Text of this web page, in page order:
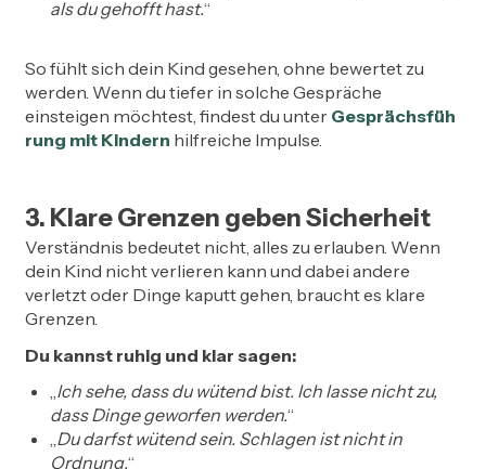
als du gehofft hast.“
So fühlt sich dein Kind gesehen, ohne bewertet zu
werden. Wenn du tiefer in solche Gespräche
einsteigen möchtest, findest du unter Gesprächsfüh
rung mit Kindern hilfreiche Impulse.
3. Klare Grenzen geben Sicherheit
Verständnis bedeutet nicht, alles zu erlauben. Wenn
dein Kind nicht verlieren kann und dabei andere
verletzt oder Dinge kaputt gehen, braucht es klare
Grenzen.
Du kannst ruhig und klar sagen:
„Ich sehe, dass du wütend bist. Ich lasse nicht zu,
dass Dinge geworfen werden.“
„Du darfst wütend sein. Schlagen ist nicht in
Ordnung.“